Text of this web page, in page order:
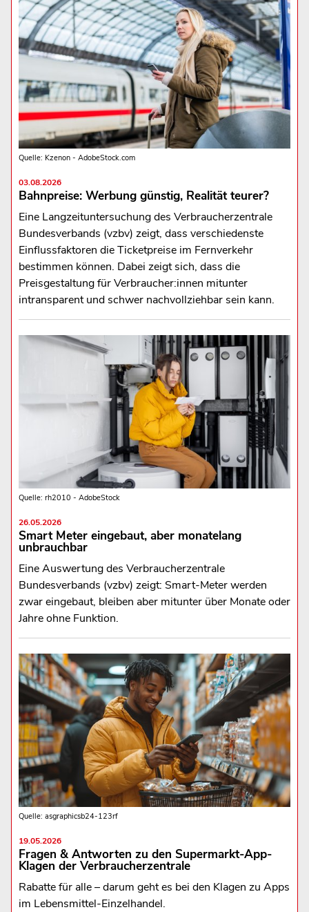
Quelle: Kzenon - AdobeStock.com
03.08.2026
Bahnpreise: Werbung günstig, Realität teurer?
Eine Langzeituntersuchung des Verbraucherzentrale
Bundesverbands (vzbv) zeigt, dass verschiedenste
Einflussfaktoren die Ticketpreise im Fernverkehr
bestimmen können. Dabei zeigt sich, dass die
Preisgestaltung für Verbraucher:innen mitunter
intransparent und schwer nachvollziehbar sein kann.
Quelle: rh2010 - AdobeStock
26.05.2026
Smart Meter eingebaut, aber monatelang
unbrauchbar
Eine Auswertung des Verbraucherzentrale
Bundesverbands (vzbv) zeigt: Smart-Meter werden
zwar eingebaut, bleiben aber mitunter über Monate oder
Jahre ohne Funktion.
Quelle: asgraphicsb24-123rf
19.05.2026
Fragen & Antworten zu den Supermarkt-App-
Klagen der Verbraucherzentrale
Rabatte für alle – darum geht es bei den Klagen zu Apps
im Lebensmittel-Einzelhandel.